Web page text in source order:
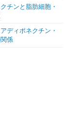
チンと脂肪細胞・
ディポネクチン・
係